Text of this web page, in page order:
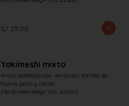
S/ 29.00
Yakimeshi mixto
Arroz salteado con verduras, tortilla de
huevo, pollo y cerdo.
¡No olvides elegir tus salsas!